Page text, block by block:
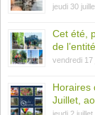
jeudi 30
Cet été,
de
vendredi 17
Horaires
Juillet,